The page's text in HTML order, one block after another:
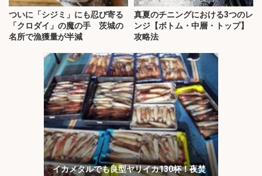
ついに「シジミ」にも忍び寄る
「クロダイ」の魔の手 茨城の
名所で漁獲量が半減
真夏のチニングにおける3つのレ
ンジ【ボトム・中層・トップ】
攻略法
イカメタルでも良型ヤリイカ130杯！夜焚